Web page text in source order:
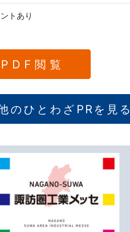
トあり
PDF閲覧
のひとわざPRを見る